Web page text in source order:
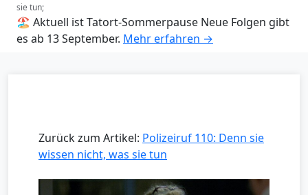
sie tun;
🏖️ Aktuell ist Tatort-Sommerpause Neue Folgen gibt
es ab 13 September. Mehr erfahren →
Zurück zum Artikel: Polizeiruf 110: Denn sie
wissen nicht, was sie tun